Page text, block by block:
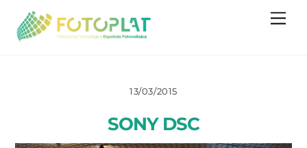
content
13/03/2015
SONY DSC